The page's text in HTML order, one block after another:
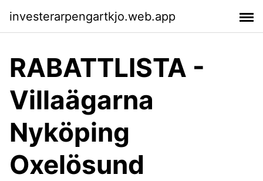
investerarpengartkjo.web.app
RABATTLISTA -
Villaägarna
Nyköping
Oxelösund